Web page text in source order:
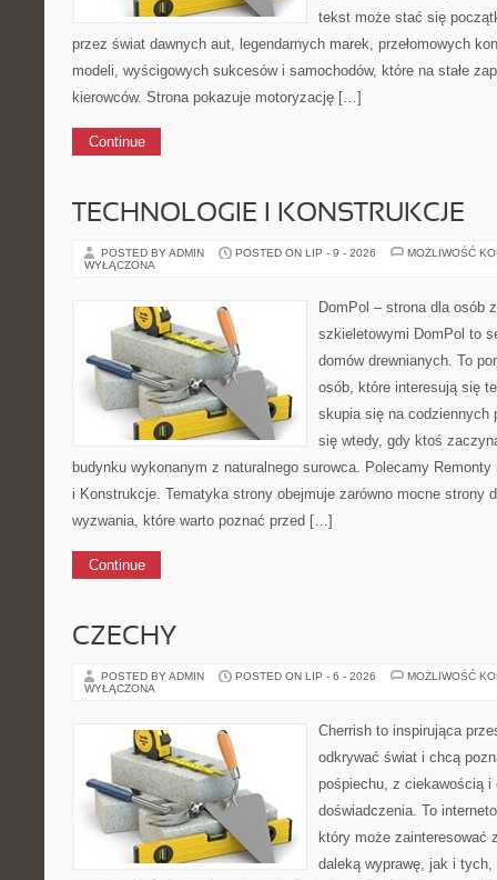
tekst może stać się
przez świat dawnych aut, legendarnych marek, przełomowych
modeli, wyścigowych sukcesów i samochodów, które na stałe
kierowców. Strona pokazuje motoryzację […]
Continue
TECHNOLOGIE I KONSTRUKCJE
POSTED BY ADMIN POSTED ON LIP - 9 - 2026
MOŻLIWOŚĆ
WYŁĄCZONA
DomPol – strona dla osób
szkieletowymi DomPol to
domów drewnianych. To
osób, które interesują się
skupia się na codziennych
się wtedy, gdy ktoś
budynku wykonanym z naturalnego surowca. Polecamy
i Konstrukcje. Tematyka strony obejmuje zarówno mocne strony
wyzwania, które warto poznać przed […]
Continue
CZECHY
POSTED BY ADMIN POSTED ON LIP - 6 - 2026
MOŻLIWOŚĆ
WYŁĄCZONA
Cherrish to inspirująca
odkrywać świat i chcą
pośpiechu, z ciekawością i
doświadczenia. To
który może zainteresować
daleką wyprawę, jak i